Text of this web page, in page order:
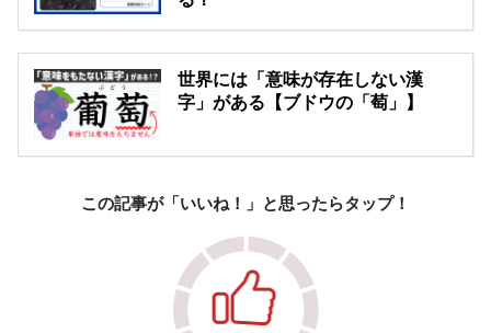
世界には「意味が存在しない漢
字」がある【ブドウの「萄」】
この記事が「いいね！」と思ったらタップ！